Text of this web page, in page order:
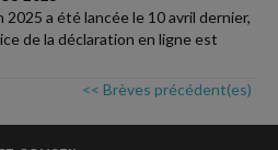
2025 a été lancée le 10 avril dernier,
de la déclaration en ligne est
<< Brèves précédent(es)